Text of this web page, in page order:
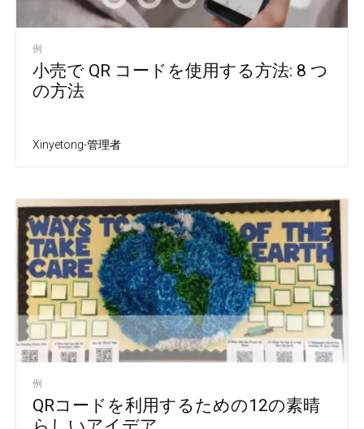
例
小売で QR コードを使用する方法: 8 つ
の方法
Xinyetong-管理者
例
QRコードを利用するための12の素晴